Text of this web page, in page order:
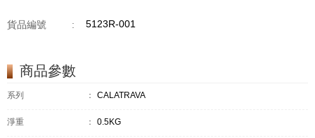
貨品編號 : 5123R-001
商品參數
系列 ： CALATRAVA
淨重 ： 0.5KG